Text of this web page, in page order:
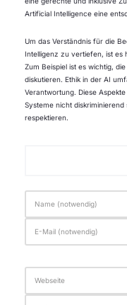
Artificial Intelligence eine
Um das Verständnis für die
Intelligenz zu vertiefen, ist es
Zum Beispiel ist es wichtig,
diskutieren. Ethik in der AI
Verantwortung. Diese
Systeme nicht
respektieren.